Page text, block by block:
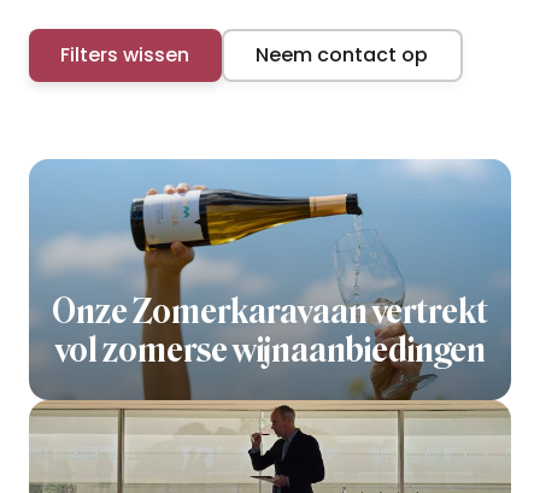
Filters wissen Neem contact op
Onze Zomerkaravaan vertrekt
vol zomerse wijnaanbiedingen